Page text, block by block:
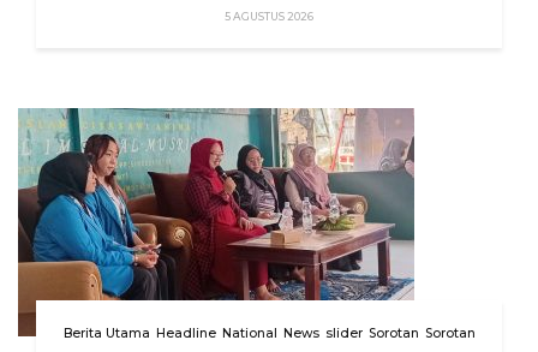
5 AGUSTUS 2026
Berita Utama Headline National News slider Sorotan Sorotan